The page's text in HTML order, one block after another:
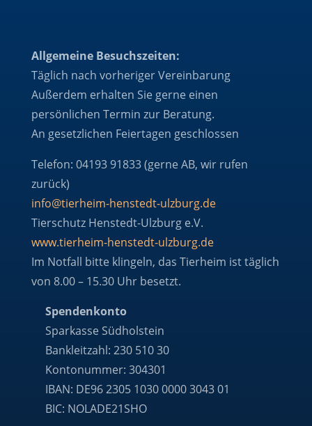
Allgemeine Besuchszeiten:
Täglich nach vorheriger Vereinbarung
Außerdem erhalten Sie gerne einen
persönlichen Termin zur Beratung.
An gesetzlichen Feiertagen geschlossen
Telefon: 04193 91833 (gerne AB, wir rufen
zurück)
info@tierheim-henstedt-ulzburg.de
Tierschutz Henstedt-Ulzburg e.V.
www.tierheim-henstedt-ulzburg.de
Im Notfall bitte klingeln, das Tierheim ist täglich
von 8.00 – 15.30 Uhr besetzt.
Spendenkonto
Sparkasse Südholstein
Bankleitzahl: 230 510 30
Kontonummer: 304301
IBAN: DE96 2305 1030 0000 3043 01
BIC: NOLADE21SHO